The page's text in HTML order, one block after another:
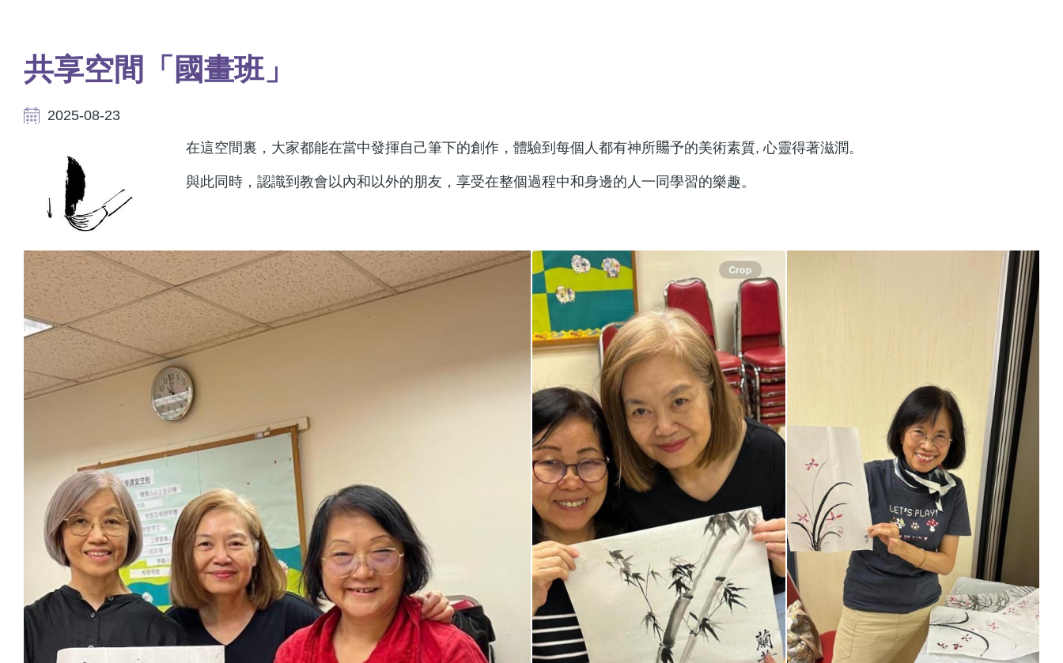
結
共享空間「國畫班」
2025-08-23
在這空間裏，大家都能在當中發揮自己筆下的創作，體驗到每個人都有神所𧶽予的美術素質, 心靈得著滋潤。
與此同時，認識到教會以內和以外的朋友，享受在整個過程中和身邊的人一同學習的樂趣。